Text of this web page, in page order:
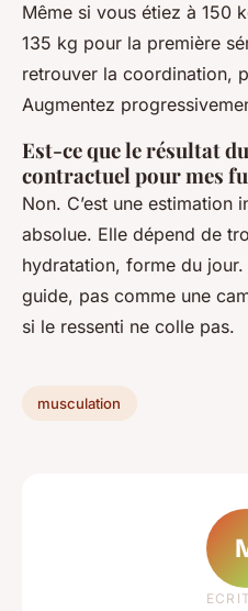
Même si vous étiez à 150
135 kg pour la première
retrouver la coordination,
Augmentez
Est-ce que le résultat
contractuel pour mes
Non. C’est une estimation
absolue. Elle dépend de
hydratation, forme du
guide, pas comme une
si le ressenti ne colle pas.
musculation